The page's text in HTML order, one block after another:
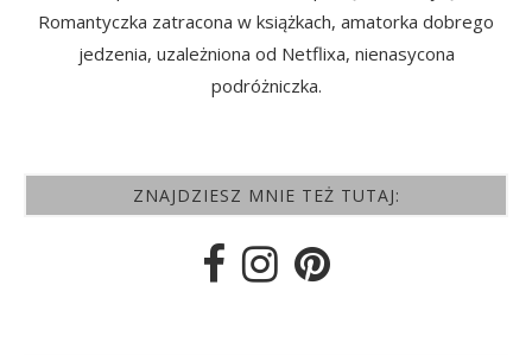
Romantyczka zatracona w książkach, amatorka dobrego
jedzenia, uzależniona od Netflixa, nienasycona
podróżniczka.
ZNAJDZIESZ MNIE TEŻ TUTAJ: